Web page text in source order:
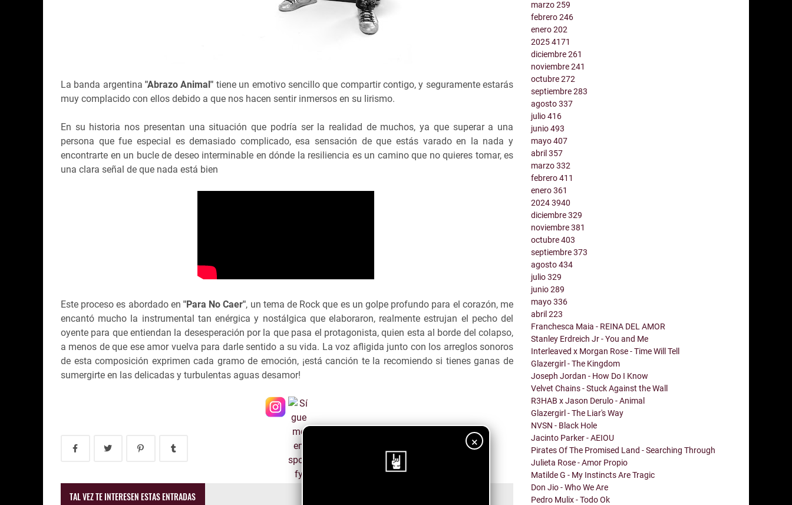
×
La banda argentina"Abrazo Animal" tiene un emotivo sencillo que compartir contigo, y seguramente estarás
muy complacido con ellos debido a que nos hacen sentir inmersos en su lirismo.
En su historia nos presentan una situación que podría ser la realidad de muchos, ya que superar a una
persona que fue especial es demasiado complicado, esa sensación de que estás varado en la nada y
encontrarte en un bucle de deseo interminable en dónde la resiliencia es un camino que no quieres tomar, es
una clara señal de que nada está bien
Este proceso es abordado en "Para No Caer", un tema de Rock que es un golpe profundo para el corazón, me
encantó mucho la instrumental tan enérgica y nostálgica que elaboraron, realmente estrujan el pecho del
oyente para que entiendan la desesperación por la que pasa el protagonista, quien esta al borde del colapso,
a menos de que ese amor vuelva para darle sentido a su vida. La voz afligida junto con los arreglos sonoros
de esta composición exprimen cada gramo de emoción, ¡está canción te la recomiendo si tienes ganas de
sumergirte en las delicadas y turbulentas aguas desamor!
TAL VEZ TE INTERESEN ESTAS ENTRADAS
marzo259
febrero246
enero202
20254171
diciembre261
noviembre241
octubre272
septiembre283
agosto337
julio416
junio493
mayo407
abril357
marzo332
febrero411
enero361
20243940
diciembre329
noviembre381
octubre403
septiembre373
agosto434
julio329
junio289
mayo336
abril223
Franchesca Maia - REINA DEL AMOR
Stanley Erdreich Jr - You and Me
Interleaved x Morgan Rose - Time Will Tell
Glazergirl - The Kingdom
Joseph Jordan - How Do I Know
Velvet Chains - Stuck Against the Wall
R3HAB x Jason Derulo - Animal
Glazergirl - The Liar's Way
NVSN - Black Hole
Jacinto Parker - AEIOU
Pirates Of The Promised Land - Searching Through
Julieta Rose - Amor Propio
Matilde G - My Instincts Are Tragic
Don Jio - Who We Are
Pedro Mulix - Todo Ok